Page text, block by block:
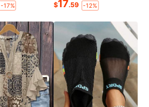
-17% $17.59 -12%